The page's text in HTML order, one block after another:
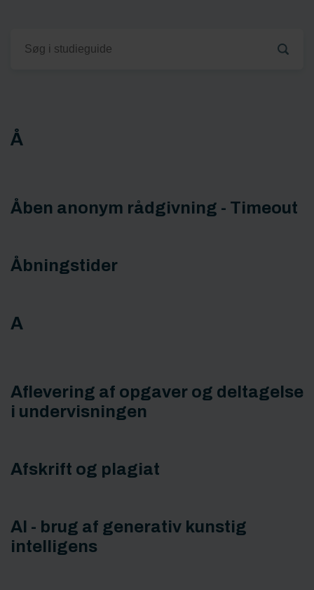
Å
Åben anonym rådgivning - Timeout
Åbningstider
A
Aflevering af opgaver og deltagelse
i undervisningen
Afskrift og plagiat
AI - brug af generativ kunstig
intelligens